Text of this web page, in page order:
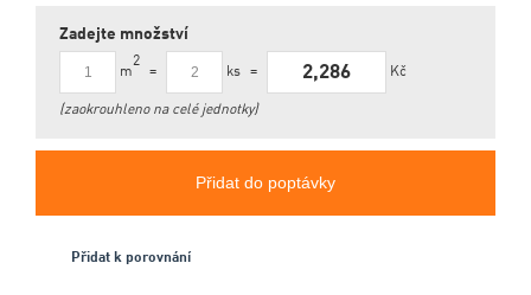
Zadejte množství
m
2
= ks = 2,286 Kč
(zaokrouhleno na celé jednotky)
Přidat do poptávky
Přidat k porovnání